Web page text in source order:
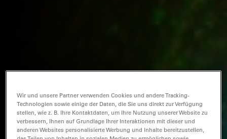
Wir und unsere Partner verwenden Cookies und andere Tracking-
Technologien sowie einige der Daten, die Sie uns direkt zur Verfügung
stellen, wie z. B. Ihre Kontaktdaten, um Ihre Nutzung unserer Website zu
verbessern, Ihnen auf Grundlage Ihrer Interaktionen mit dieser und
anderen Websites personalisierte Werbung und Inhalte bereitzustellen,